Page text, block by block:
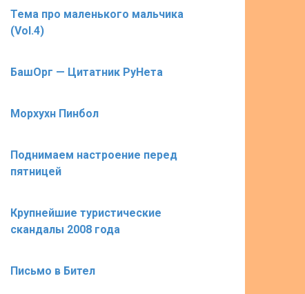
Тема про маленького мальчика
(Vol.4)
БашОрг — Цитатник РуНета
Морхухн Пинбол
Поднимаем настроение перед
пятницей
Крупнейшие туристические
скандалы 2008 года
Письмо в Бител